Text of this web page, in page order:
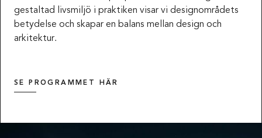
gestaltad livsmiljö i praktiken visar vi designområdets
betydelse och skapar en balans mellan design och
arkitektur.
SE PROGRAMMET HÄR